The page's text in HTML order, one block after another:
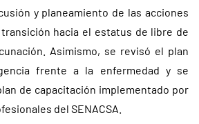
y planeamiento de las acciones
hacia el estatus de libre de
Asimismo, se revisó el plan
frente a la enfermedad y se
de capacitación implementado por
del SENACSA.